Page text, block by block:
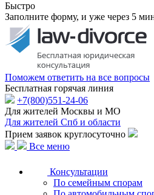
Быстро
Заполните форму, и уже через 5
Поможем ответить на все вопросы
Бесплатная горячая линия
+7(800)551-24-06
Для жителей Москвы и МО
Для жителей Спб и области
Прием заявок круглосуточно
Все меню
Консультации
По семейным спорам